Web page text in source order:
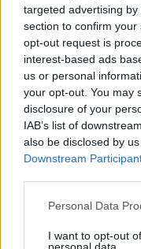
targeted advertising
section to confirm
opt-out request is
interest-based ads
us or personal
your opt-out. You may
disclosure of your
IAB’s list of
also be disclosed by
Downstream
Please note that this
not limited to your visit
Personal Data
I want to opt-out
personal data.
ΕΡΑΣΙΤΕΧΝΙΚΟ
Εργομετρικές
Μικτών ομάδων